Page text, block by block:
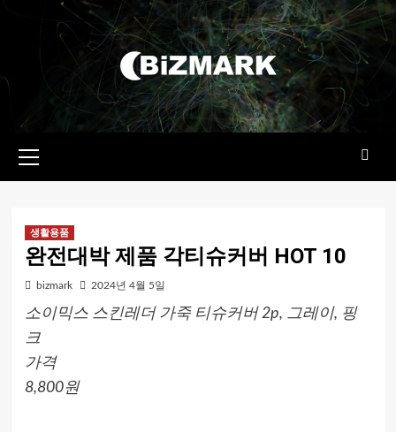
메뉴
생활용품
완전대박 제품 각티슈커버 HOT 10
bizmark 2024년 4월 5일
소이믹스 스킨레더 가죽 티슈커버 2p, 그레이, 핑
크
가격
8,800원